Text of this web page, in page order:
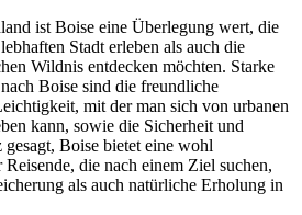
ist Boise eine Überlegung wert, die
Stadt erleben als auch die
Wildnis entdecken möchten. Starke
Boise sind die freundliche
mit der man sich von urbanen
kann, sowie die Sicherheit und
Boise bietet eine wohl
die nach einem Ziel suchen,
als auch natürliche Erholung in